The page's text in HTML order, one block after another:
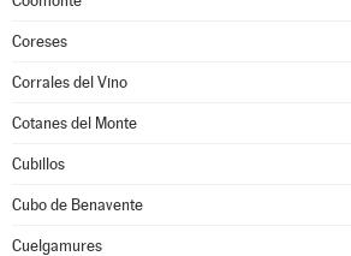
Coreses
Corrales del Vino
Cotanes del Monte
Cubillos
Cubo de Benavente
Cuelgamures